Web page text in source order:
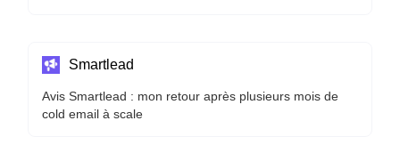
Smartlead
Avis Smartlead : mon retour après plusieurs mois de
cold email à scale